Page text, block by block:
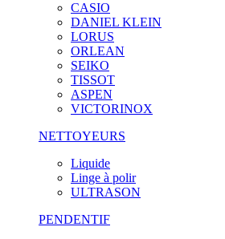
CASIO
DANIEL KLEIN
LORUS
ORLEAN
SEIKO
TISSOT
ASPEN
VICTORINOX
NETTOYEURS
Liquide
Linge à polir
ULTRASON
PENDENTIF